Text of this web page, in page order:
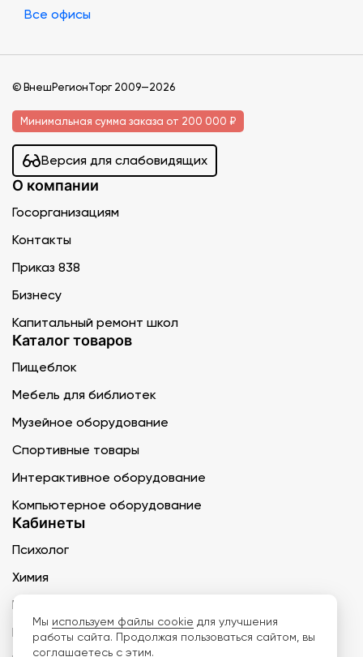
Все офисы
© ВнешРегионТорг 2009—2026
Минимальная сумма заказа от 200 000 ₽
Версия для слабовидящих
О компании
Госорганизациям
Контакты
Приказ 838
Бизнесу
Капитальный ремонт школ
Каталог товаров
Пищеблок
Мебель для библиотек
Музейное оборудование
Спортивные товары
Интерактивное оборудование
Компьютерное оборудование
Кабинеты
Психолог
Химия
География
Музыка
Мы используем файлы cookie для улучшения
работы сайта. Продолжая пользоваться сайтом, вы
соглашаетесь с этим.